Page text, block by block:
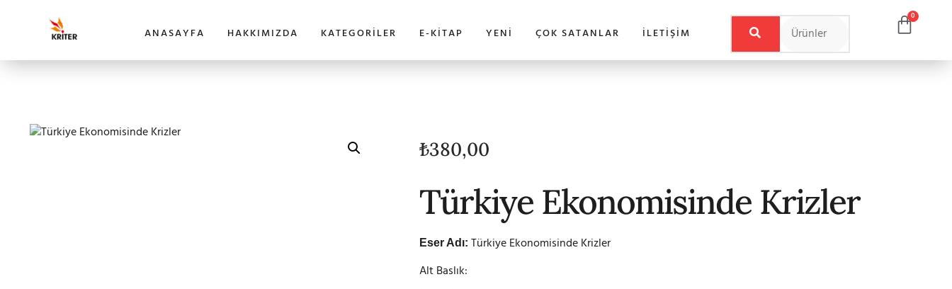
ANASAYFA HAKKIMIZDA KATEGORILER E-KITAP YENI ÇOK SATANLAR İLETIŞIM
0
₺380,00
Türkiye Ekonomisinde Krizler
Eser Adı: Türkiye Ekonomisinde Krizler
Alt Baslık: